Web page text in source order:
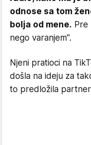
odnose sa tom
bolja od mene. Pre
nego varanjem".
Njeni pratioci na
došla na ideju za
to predložila